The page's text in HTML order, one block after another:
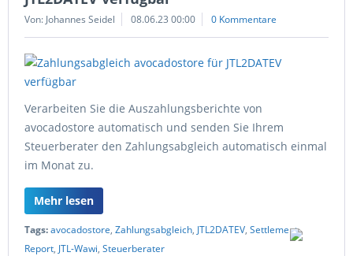
Von: Johannes Seidel 08.06.23 00:00 0 Kommentare
Verarbeiten Sie die Auszahlungsberichte von
avocadostore automatisch und senden Sie Ihrem
Steuerberater den Zahlungsabgleich automatisch einmal
im Monat zu.
Mehr lesen
Tags:avocadostore, Zahlungsabgleich, JTL2DATEV, Settlement
Report, JTL-Wawi, Steuerberater